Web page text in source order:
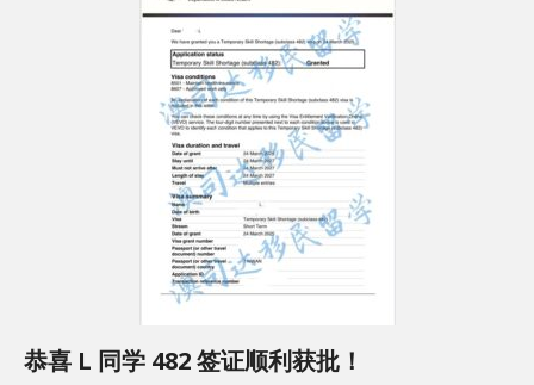
恭喜 L 同学 482 签证顺利获批！